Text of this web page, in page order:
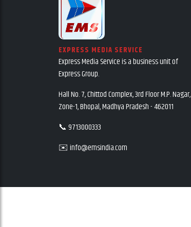
EXPRESS MEDIA SERVICE
Express Media Service is a business unit of
Express Group.
Hall No. 7, Chittod Complex, 3rd Floor M.P. Nagar,
Zone-1, Bhopal, Madhya Pradesh - 462011
📞 9713000333
✉️ info@emsindia.com